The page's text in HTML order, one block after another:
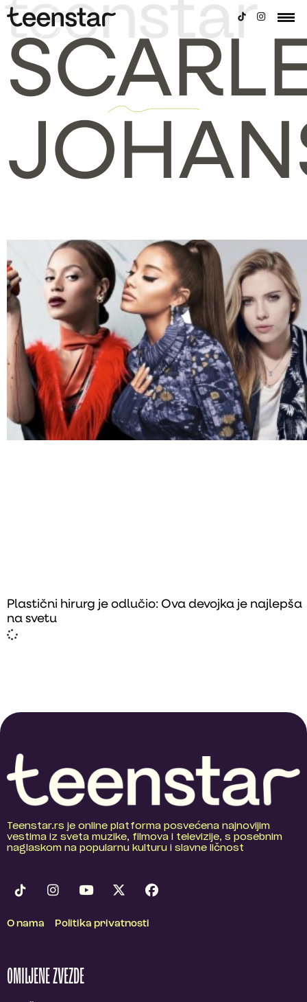
Plastični hirurg je odlučio: Ova devojka je najlepša
na svetu
Teenstar.rs je online platforma posvećena najnovijim
vestima iz sveta muzike, filmova i televizije, s posebnim
naglaskom na popularnu kulturu i slavne ličnost
O nama Politika privatnosti
OMILJENE ZVEZDE